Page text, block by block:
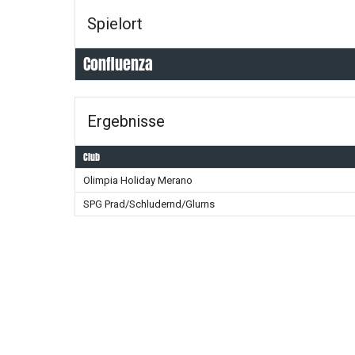
Spielort
Confluenza
Ergebnisse
Club
Olimpia Holiday Merano
SPG Prad/Schludernd/Glurns